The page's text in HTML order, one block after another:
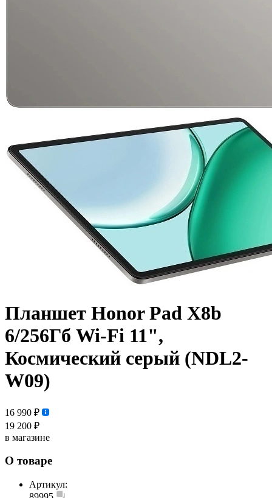
Планшет Honor Pad X8b
6/256Гб Wi-Fi 11",
Космический серый (NDL2-
W09)
16 990 ₽
19 200 ₽
в магазине
О товаре
Артикул: